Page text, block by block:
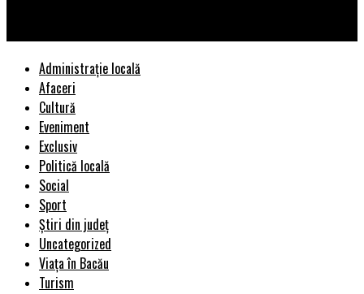
Administrație locală
Afaceri
Cultură
Eveniment
Exclusiv
Politică locală
Social
Sport
Știri din județ
Uncategorized
Viața în Bacău
Turism